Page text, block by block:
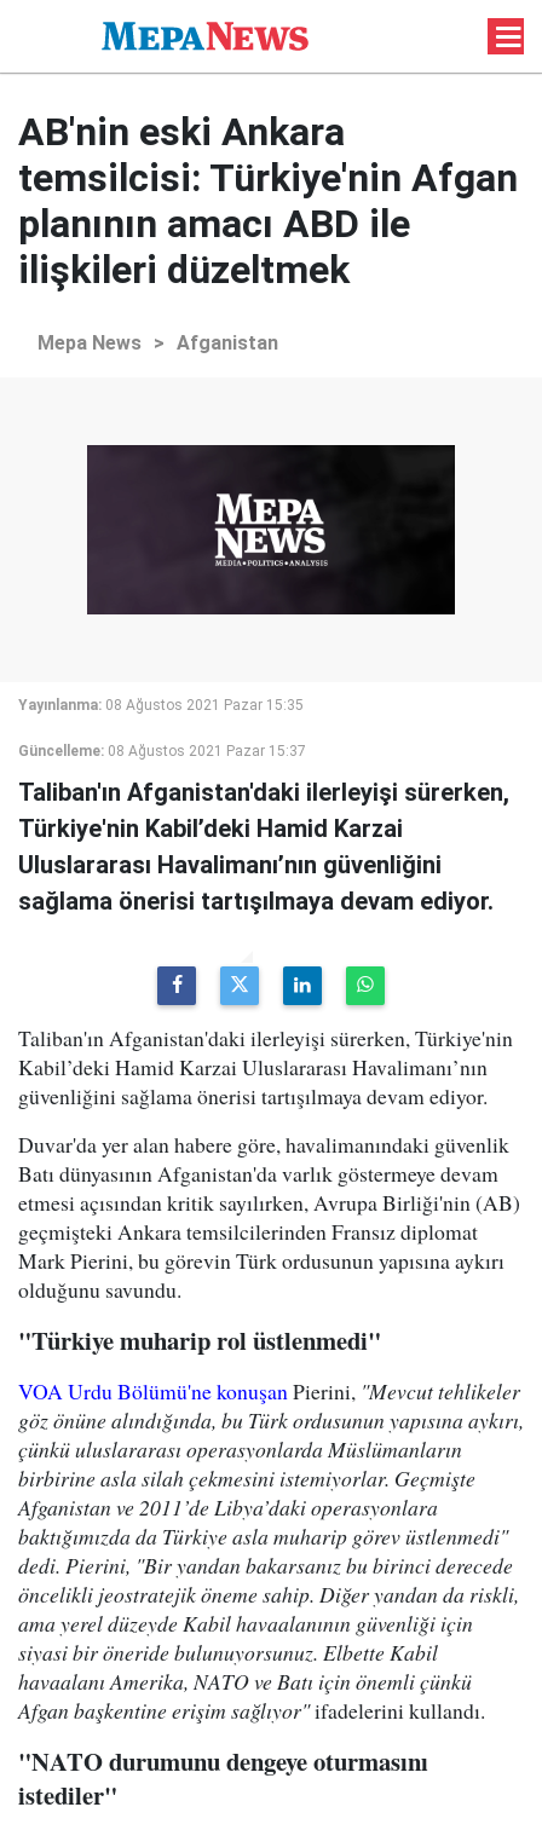
AB'nin eski Ankara
temsilcisi: Türkiye'nin Afgan
planının amacı ABD ile
ilişkileri düzeltmek
Mepa News > Afganistan
Yayınlanma: 08 Ağustos 2021 Pazar 15:35
Güncelleme: 08 Ağustos 2021 Pazar 15:37
Taliban'ın Afganistan'daki ilerleyişi sürerken,
Türkiye'nin Kabil’deki Hamid Karzai
Uluslararası Havalimanı’nın güvenliğini
sağlama önerisi tartışılmaya devam ediyor.
Taliban'ın Afganistan'daki ilerleyişi sürerken, Türkiye'nin
Kabil’deki Hamid Karzai Uluslararası Havalimanı’nın
güvenliğini sağlama önerisi tartışılmaya devam ediyor.
Duvar'da yer alan habere göre, havalimanındaki güvenlik
Batı dünyasının Afganistan'da varlık göstermeye devam
etmesi açısından kritik sayılırken, Avrupa Birliği'nin (AB)
geçmişteki Ankara temsilcilerinden Fransız diplomat
Mark Pierini, bu görevin Türk ordusunun yapısına aykırı
olduğunu savundu.
"Türkiye muharip rol üstlenmedi"
VOA Urdu Bölümü'ne konuşanPierini, "Mevcut tehlikeler
göz önüne alındığında, bu Türk ordusunun yapısına aykırı,
çünkü uluslararası operasyonlarda Müslümanların
birbirine asla silah çekmesini istemiyorlar. Geçmişte
Afganistan ve 2011’de Libya’daki operasyonlara
baktığımızda da Türkiye asla muharip görev üstlenmedi"
dedi. Pierini, "Bir yandan bakarsanız bu birinci derecede
öncelikli jeostratejik öneme sahip. Diğer yandan da riskli,
ama yerel düzeyde Kabil havaalanının güvenliği için
siyasi bir öneride bulunuyorsunuz. Elbette Kabil
havaalanı Amerika, NATO ve Batı için önemli çünkü
Afgan başkentine erişim sağlıyor"ifadelerini kullandı.
"NATO durumunu dengeye oturmasını
istediler"